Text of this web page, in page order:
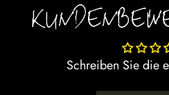
Schreiben Sie die